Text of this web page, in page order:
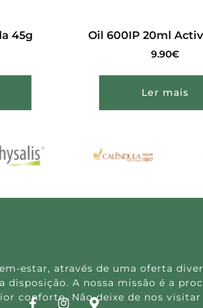
45g Oil 600IP 20ml
9.90€
Ler mais
estar, através de uma oferta
A nossa missão é a
conforto. Não deixe de nos